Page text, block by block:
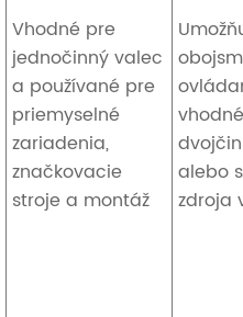
Vhodné pre
jednočinný valec
a používané pre
priemyselné
zariadenia,
značkovacie
stroje a montáž
alebo
zdroja